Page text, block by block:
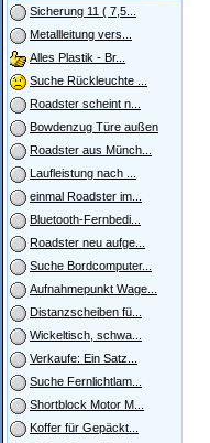
Sicherung 11 ( 7,5...
Metallleitung vers...
Alles Plastik - Br...
Suche Rückleuchte ...
Roadster scheint n...
Bowdenzug Türe außen
Roadster aus Münch...
Laufleistung nach ...
einmal Roadster im...
Bluetooth-Fernbedi...
Roadster neu aufge...
Suche Bordcomputer...
Aufnahmepunkt Wage...
Distanzscheiben fü...
Wickeltisch, schwa...
Verkaufe: Ein Satz...
Suche Fernlichtlam...
Shortblock Motor M...
Koffer für Gepäckt...